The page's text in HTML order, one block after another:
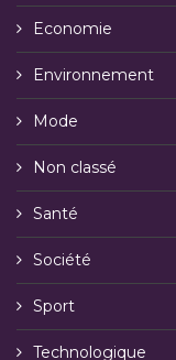
Economie
Environnement
Mode
Non classé
Santé
Société
Sport
Technologique